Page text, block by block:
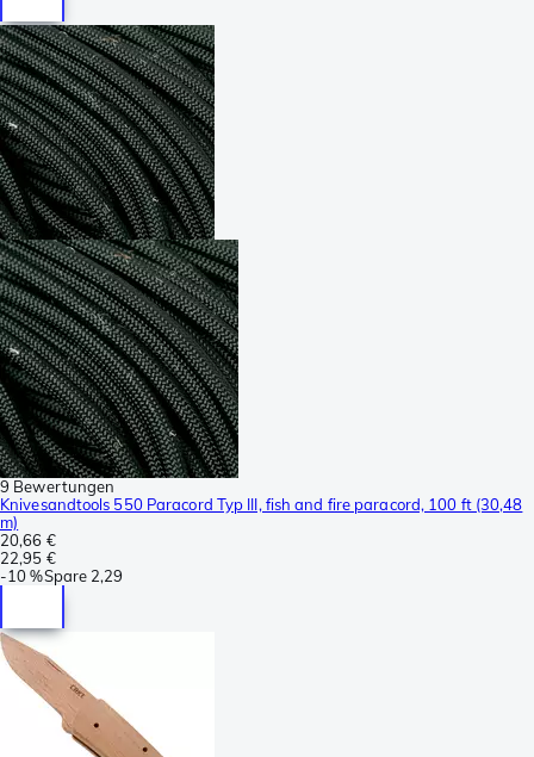
9 Bewertungen
Knivesandtools 550 Paracord Typ III, fish and fire paracord, 100 ft (30,48
m)
20,66 €
22,95 €
-10 %Spare 2,29